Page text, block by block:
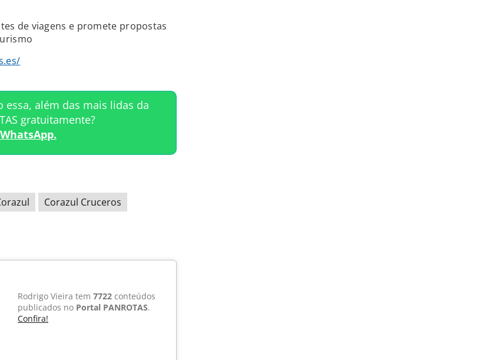
de viagens e promete propostas
além das mais lidas da
gratuitamente?
Corazul Cruceros
Rodrigo Vieira tem 7722 conteúdos
publicados no Portal PANROTAS.
Confira!